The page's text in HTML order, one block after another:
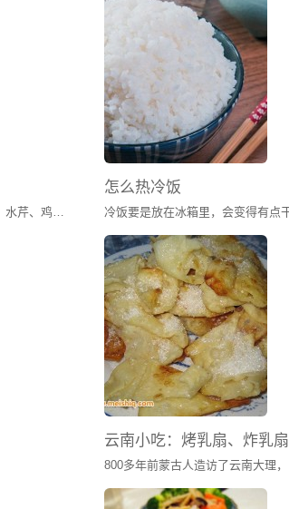
怎么热冷饭
云南小吃：烤乳扇、炸乳扇